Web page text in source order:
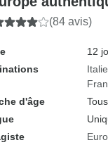
(84 avis)
12
Italie
d'âge